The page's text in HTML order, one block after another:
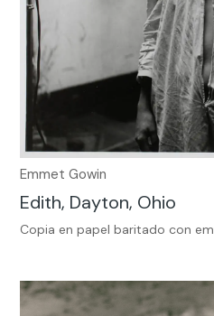
Emmet Gowin
Edith, Dayton, Ohio
Copia en papel baritado con